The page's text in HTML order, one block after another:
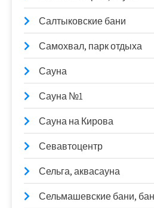
Салтыковские бани
Самохвал, парк отдыха
Сауна
Сауна №1
Сауна на Кирова
Севавтоцентр
Сельга, аквасауна
Сельмашевские бани,